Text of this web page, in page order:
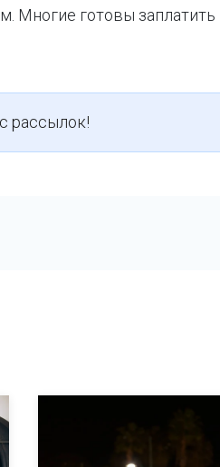
Многие готовы заплатить
рассылок!